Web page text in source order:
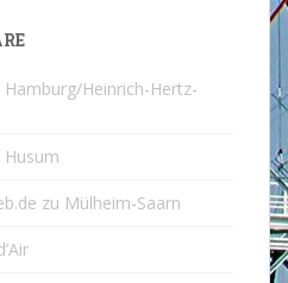
Hamburg/Heinrich-Hertz-
Husum
zu Mülheim-Saarn